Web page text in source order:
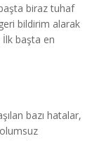
biraz tuhaf
bildirim alarak
başta en
bazı hatalar,